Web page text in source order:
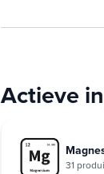
Actieve
31